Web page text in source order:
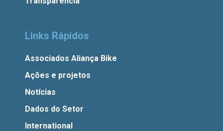
Links Rápidos
Associados Aliança Bike
Ações e projetos
Notícias
Dados do Setor
International